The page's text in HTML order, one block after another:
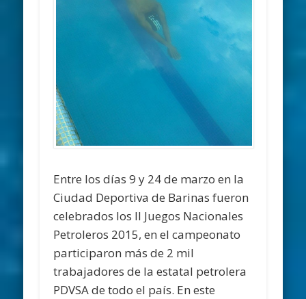
Entre los días 9 y 24 de marzo en la
Ciudad Deportiva de Barinas fueron
celebrados los II Juegos Nacionales
Petroleros 2015, en el campeonato
participaron más de 2 mil
trabajadores de la estatal petrolera
PDVSA de todo el país. En este